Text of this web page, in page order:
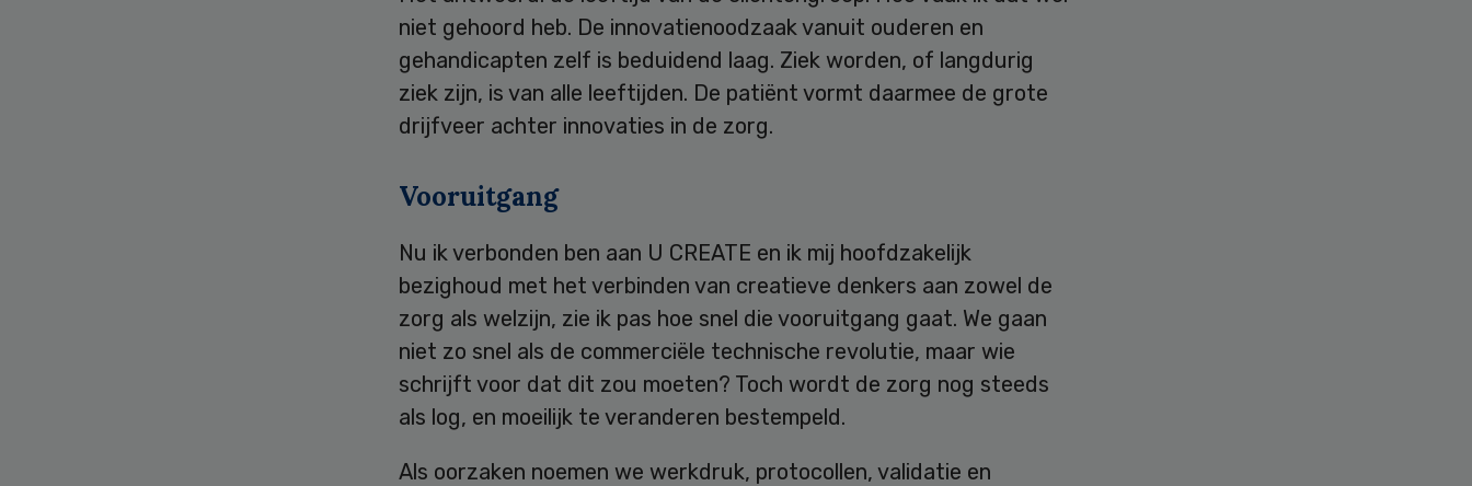
niet gehoord heb. De innovatienoodzaak vanuit ouderen en
gehandicapten zelf is beduidend laag. Ziek worden, of langdurig
ziek zijn, is van alle leeftijden. De patiënt vormt daarmee de grote
drijfveer achter innovaties in de zorg.
Vooruitgang
Nu ik verbonden ben aan U CREATE en ik mij hoofdzakelijk
bezighoud met het verbinden van creatieve denkers aan zowel de
zorg als welzijn, zie ik pas hoe snel die vooruitgang gaat. We gaan
niet zo snel als de commerciële technische revolutie, maar wie
schrijft voor dat dit zou moeten? Toch wordt de zorg nog steeds
als log, en moeilijk te veranderen bestempeld.
Als oorzaken noemen we werkdruk, protocollen, validatie en